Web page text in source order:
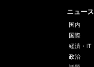
ニュース
国内
国際
経済・IT
政治